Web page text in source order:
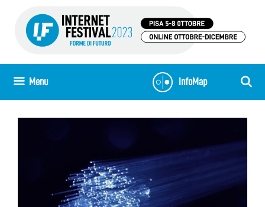
contenuto
InfoMap
Menu